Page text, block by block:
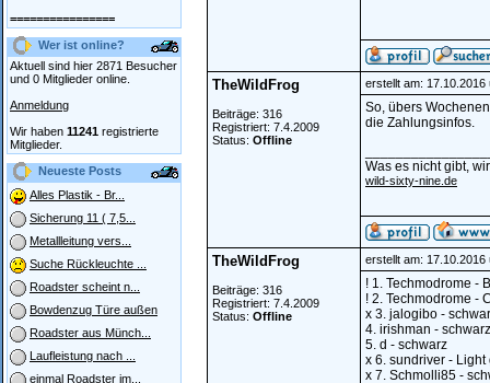
================
Wer ist online?
Aktuell sind hier 2871 Besucher
und 0 Mitglieder online.
Anmeldung
Wir haben 11241 registrierte
Mitglieder.
Neueste Posts
Alles Plastik - Br...
Sicherung 11 ( 7,5...
Metallleitung vers...
Suche Rückleuchte ...
Roadster scheint n...
Bowdenzug Türe außen
Roadster aus Münch...
Laufleistung nach ...
einmal Roadster im...
TheWildFrog
Beiträge: 316
Registriert: 7.4.2009
Status: Offline
erstellt am: 17.10.2016
So, übers
die Zahlungsinfos.
Was es nicht gibt,
wild-sixty-nine.de
TheWildFrog
Beiträge: 316
Registriert: 7.4.2009
Status: Offline
erstellt am: 17.10.2016
! 1. Techmodrome -
! 2. Techmodrome -
x 3. jalogibo -
4. irishman - schwarz
5. d - schwarz
x 6. sundriver - Light
x 7. Schmolli85 -